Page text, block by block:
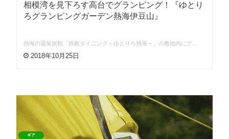
相模湾を見下ろす高台でグランピング！『ゆとり
ろグランピングガーデン熱海伊豆山』
熱海の温泉旅館「鉄板ダイニング～ゆとりろ熱海～」の敷地内にグ…
2018年10月25日
ギア